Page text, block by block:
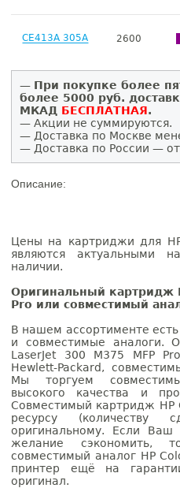
CE413A 305A 2600
— При покупке более
более 5000 руб.
МКАД БЕСПЛАТНАЯ.
— Акции не суммируются.
— Доставка по Москве
— Доставка по России —
Описание:
Цены на картриджи для
являются актуальными
наличии.
Оригинальный картридж
Pro или совместимый
В нашем ассортименте
и совместимые аналоги.
LaserJet 300 M375 MFP
Hewlett-Packard,
Мы торгуем
высокого качества и
Совместимый картридж HP
ресурсу (количеству
оригинальному. Если
желание сэкономить,
совместимый аналог HP
принтер ещё на
оригинал.